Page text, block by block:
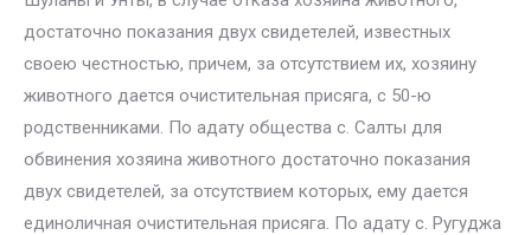
достаточно показания двух свидетелей, известных
своею честностью, причем, за отсутствием их, хозяину
животного дается очистительная присяга, с 50-ю
родственниками. По адату общества с. Салты для
обвинения хозяина животного достаточно показания
двух свидетелей, за отсутствием которых, ему дается
единоличная очистительная присяга. По адату с. Ругуджа